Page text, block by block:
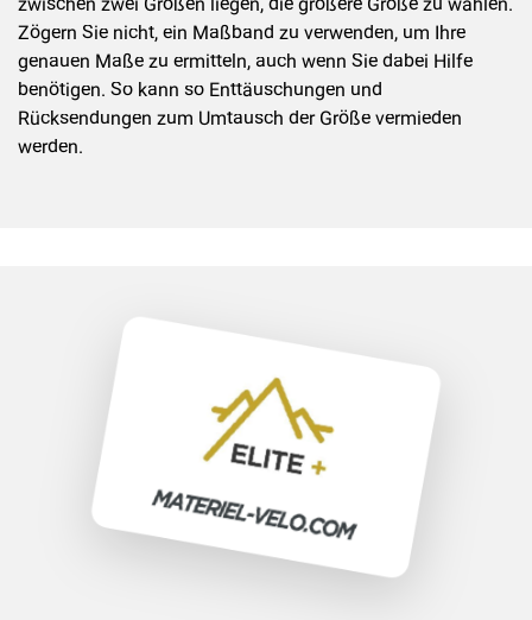
zwischen zwei Größen liegen, die größere Größe zu wählen.
Zögern Sie nicht, ein Maßband zu verwenden, um Ihre
genauen Maße zu ermitteln, auch wenn Sie dabei Hilfe
benötigen. So kann so Enttäuschungen und
Rücksendungen zum Umtausch der Größe vermieden
werden.